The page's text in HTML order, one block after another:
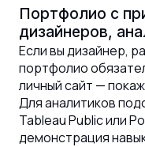
Портфолио с
дизайнеров,
Если вы дизайнер,
портфолио
личный сайт —
Для аналитиков
Tableau Public или
демонстрация